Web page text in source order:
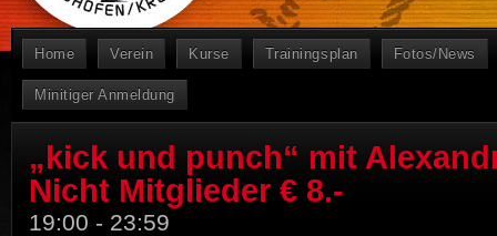
Home Verein Kurse Trainingsplan Fotos/News
Minitiger Anmeldung
„kick und punch“ mit
Nicht Mitglieder € 8.-
19:00 - 23:59